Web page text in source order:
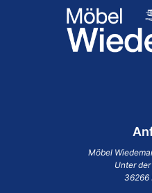
Möbel
Unter
36266